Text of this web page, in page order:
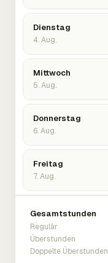
Dienstag
4. Aug.
Mittwoch
5. Aug.
Donnerstag
6. Aug.
Freitag
7. Aug.
Gesamtstunden
Regulär
Überstunden
Doppelte Überstunden